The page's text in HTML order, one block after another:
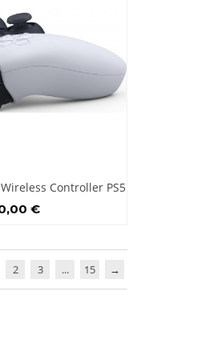
Controller PS5
€
2 3 ... 15 →